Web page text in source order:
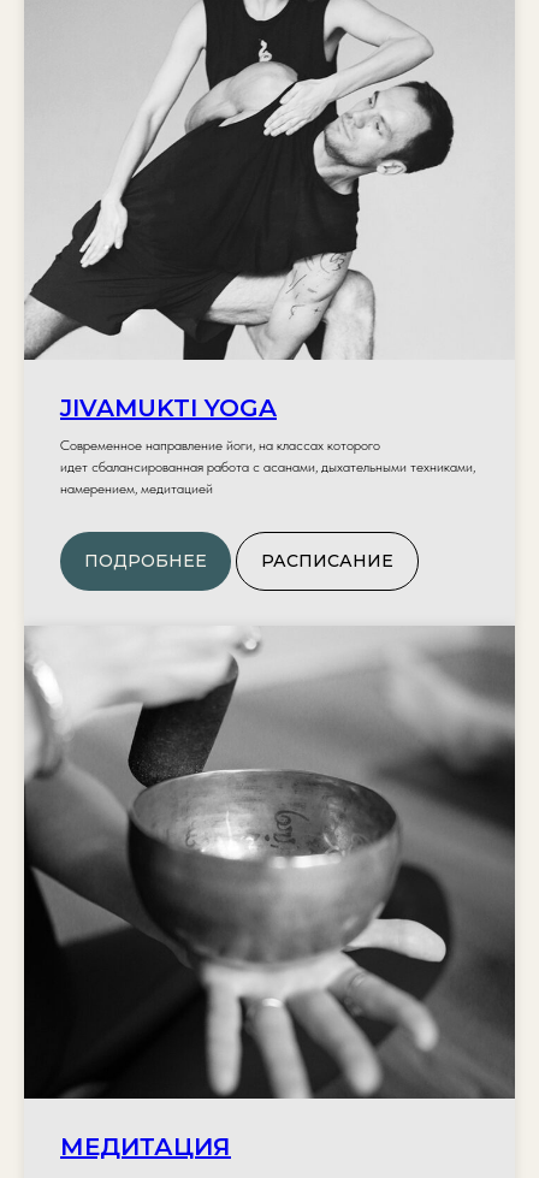
JIVAMUKTI YOGA
Современное направление йоги, на классах которого
идет сбалансированная работа с асанами, дыхательными техниками,
намерением, медитацией
ПОДРОБНЕЕ РАСПИСАНИЕ
МЕДИТАЦИЯ
ПЕРВЫЙ РАЗ
ПОСЕЩАЕТЕ ЙОГУ?
Ознакомьтесь с нашей
инструкцией для новичков
НОВИЧКАМ